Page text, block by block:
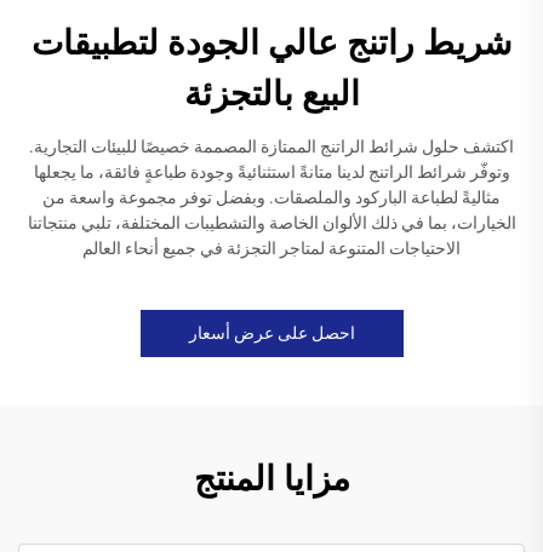
شريط راتنج عالي الجودة لتطبيقات
البيع بالتجزئة
اكتشف حلول شرائط الراتنج الممتازة المصممة خصيصًا للبيئات التجارية.
وتوفّر شرائط الراتنج لدينا متانةً استثنائيةً وجودة طباعةٍ فائقة، ما يجعلها
مثاليةً لطباعة الباركود والملصقات. وبفضل توفر مجموعة واسعة من
الخيارات، بما في ذلك الألوان الخاصة والتشطيبات المختلفة، تلبي منتجاتنا
الاحتياجات المتنوعة لمتاجر التجزئة في جميع أنحاء العالم
احصل على عرض أسعار
مزايا المنتج